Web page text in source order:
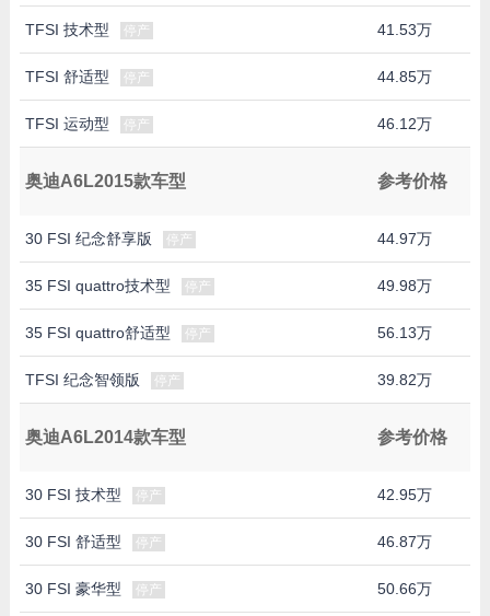
TFSI 技术型 停产 41.53万
TFSI 舒适型 停产 44.85万
TFSI 运动型 停产 46.12万
奥迪A6L2015款车型 参考价格
30 FSI 纪念舒享版 停产 44.97万
35 FSI quattro技术型 停产 49.98万
35 FSI quattro舒适型 停产 56.13万
TFSI 纪念智领版 停产 39.82万
奥迪A6L2014款车型 参考价格
30 FSI 技术型 停产 42.95万
30 FSI 舒适型 停产 46.87万
30 FSI 豪华型 停产 50.66万